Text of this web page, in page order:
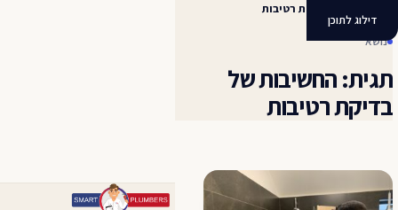
דילוג לתוכן
החשיבות של בדיקת רטיבות
נושא
תגית: החשיבות של
בדיקת רטיבות